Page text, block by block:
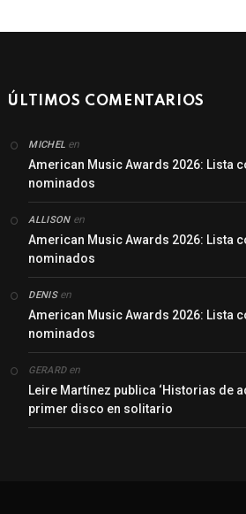
ÚLTIMOS COMENTARIOS
MICHEL en
American Music Awards 2026: Lista
nominados
ALLISONen
American Music Awards 2026: Lista
nominados
DENISen
American Music Awards 2026: Lista
nominados
GERARDen
Leire Martínez publica ‘Historias de
primer disco en solitario